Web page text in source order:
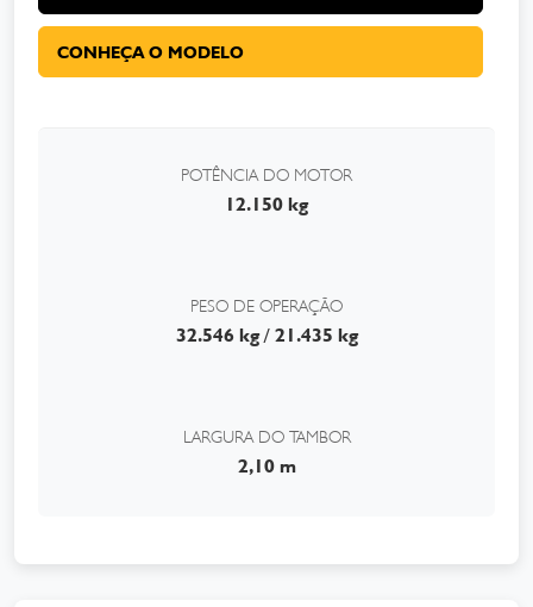
CONHEÇA O MODELO
POTÊNCIA DO MOTOR
12.150 kg
PESO DE OPERAÇÃO
32.546 kg / 21.435 kg
LARGURA DO TAMBOR
2,10 m